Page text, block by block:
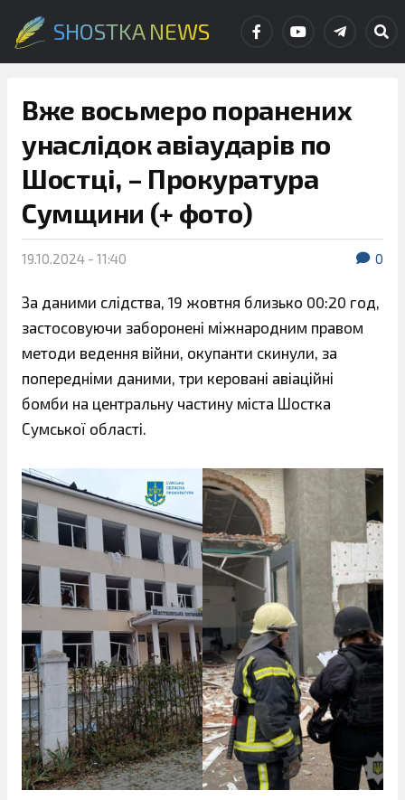
SHOSTKA NEWS
Вже восьмеро поранених
унаслідок авіаударів по
Шостці, – Прокуратура
Сумщини (+ фото)
19.10.2024 - 11:40 0
За даними слідства, 19 жовтня близько 00:20 год,
застосовуючи заборонені міжнародним правом
методи ведення війни, окупанти скинули, за
попередніми даними, три керовані авіаційні
бомби на центральну частину міста Шостка
Сумської області.